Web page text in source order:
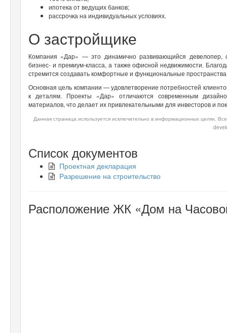
ипотека от ведущих банков;
рассрочка на индивидуальных условиях.
О застройщике
Компания «Дар» — это динамично развивающийся девелопер,
бизнес- и премиум-класса, а также офисной недвижимости.
стремится создавать комфортные и функциональные
Основная цель компании — удовлетворение потребностей
к деталям. Проекты «Дар» отличаются современным
материалов, что делает их привлекательными для инвесторов и
Данная страница используется исключительно в информационных целях.
Список документов
Проектная декларация
Разрешение на строительство
Расположение ЖК «Дом на